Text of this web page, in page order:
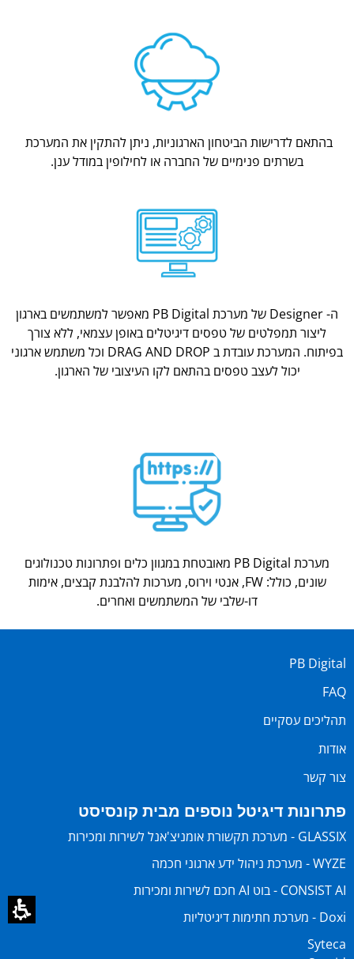
בהתאם לדרישות הביטחון הארגוניות, ניתן להתקין את המערכת
בשרתים פנימיים של החברה או לחילופין במודל ענן.
ה- Designer של מערכת PB Digital מאפשר למשתמשים בארגון
ליצור תמפלטים של טפסים דיגיטלים באופן עצמאי, ללא צורך
בפיתוח. המערכת עובדת ב DRAG AND DROP וכל משתמש ארגוני
יכול לעצב טפסים בהתאם לקו העיצובי של הארגון.
מערכת PB Digital מאובטחת במגוון כלים ופתרונות טכנולוגים
שונים, כולל: FW, אנטי וירוס, מערכות להלבנת קבצים, אימות
דו-שלבי של המשתמשים ואחרים.
PB Digital
FAQ
תהליכים עסקיים
אודות
צור קשר
פתרונות דיגיטל נוספים מבית קונסיסט
GLASSIX - מערכת תקשורת אומניצ'אנל לשירות ומכירות
WYZE - מערכת ניהול ידע ארגוני חכמה
CONSIST AI - בוט AI חכם לשירות ומכירות
Doxi - מערכת חתימות דיגיטליות
Syteca